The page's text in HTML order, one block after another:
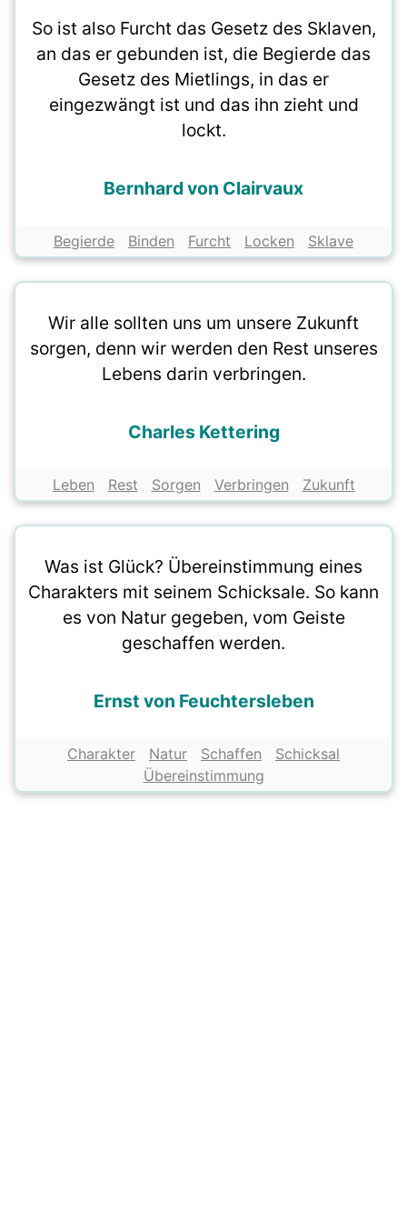
So ist also Furcht das Gesetz des Sklaven,
an das er gebunden ist, die Begierde das
Gesetz des Mietlings, in das er
eingezwängt ist und das ihn zieht und
lockt.
Bernhard von Clairvaux
Begierde Binden Furcht Locken Sklave
Wir alle sollten uns um unsere Zukunft
sorgen, denn wir werden den Rest unseres
Lebens darin verbringen.
Charles Kettering
Leben Rest Sorgen Verbringen Zukunft
Was ist Glück? Übereinstimmung eines
Charakters mit seinem Schicksale. So kann
es von Natur gegeben, vom Geiste
geschaffen werden.
Ernst von Feuchtersleben
Charakter Natur Schaffen
Schicksal
Übereinstimmung